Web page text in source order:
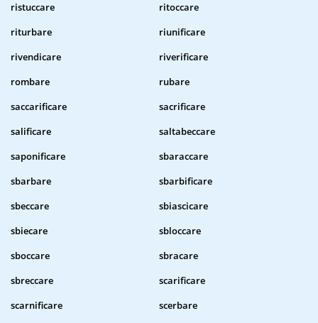
ristuccare
ritoccare
riturbare
riunificare
rivendicare
riverificare
rombare
rubare
saccarificare
sacrificare
salificare
saltabeccare
saponificare
sbaraccare
sbarbare
sbarbificare
sbeccare
sbiascicare
sbiecare
sbloccare
sboccare
sbracare
sbreccare
scarificare
scarnificare
scerbare